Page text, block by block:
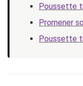
Poussette
Promener
Poussette